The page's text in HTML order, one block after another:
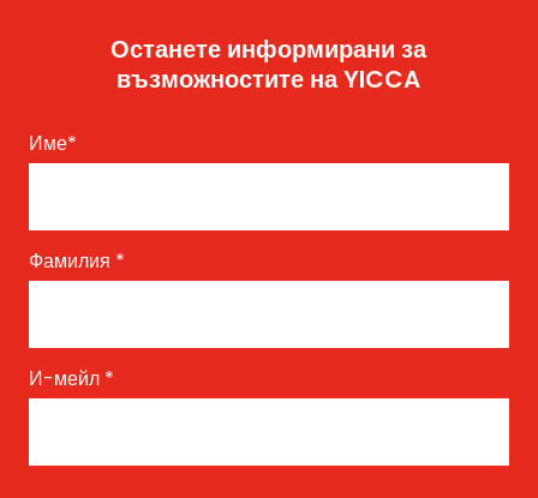
Останете информирани за
възможностите на YICCA
Име*
Фамилия *
И-мейл *